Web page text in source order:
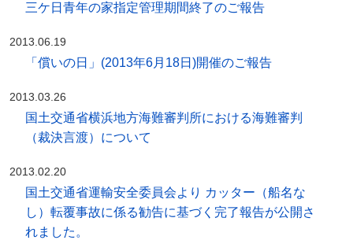
三ケ日青年の家指定管理期間終了のご報告
2013.06.19
「償いの日」(2013年6月18日)開催のご報告
2013.03.26
国土交通省横浜地方海難審判所における海難審判
（裁決言渡）について
2013.02.20
国土交通省運輸安全委員会より カッター（船名な
し）転覆事故に係る勧告に基づく完了報告が公開さ
れました。